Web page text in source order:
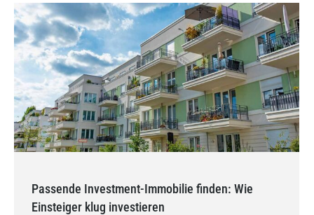
Passende Investment-Immobilie finden: Wie
Einsteiger klug investieren